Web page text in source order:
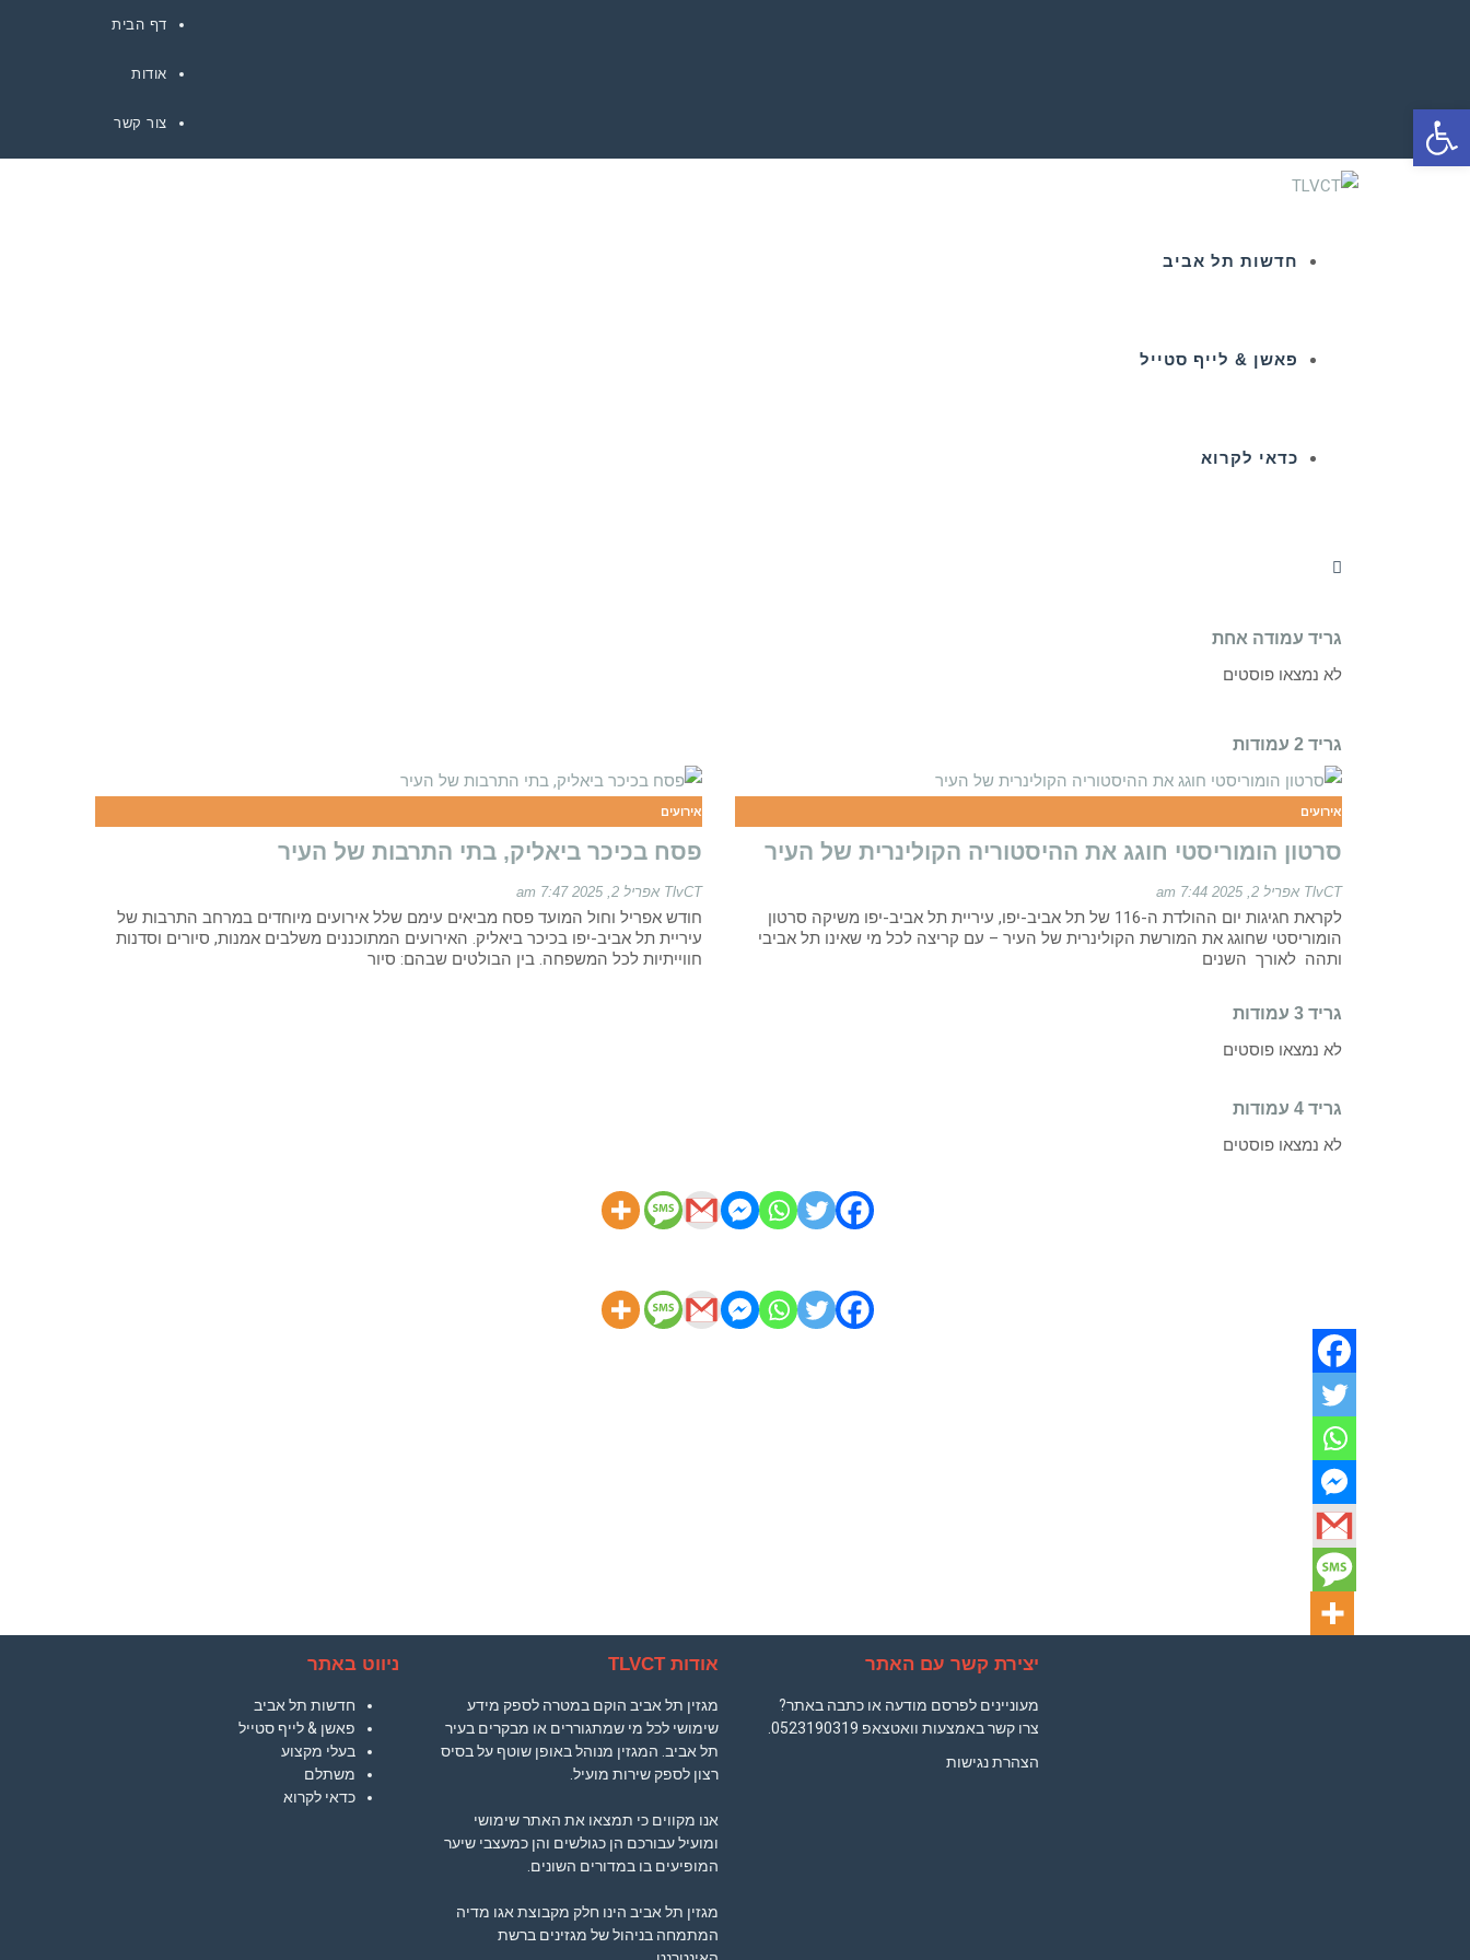
דף הבית
אודות
צור קשר
חדשות תל אביב
פאשן & לייף סטייל
כדאי לקרוא
גריד עמודה אחת
לא נמצאו פוסטים
גריד 2 עמודות
אירועים
​פסח בכיכר ביאליק, בתי התרבות של העיר
TlvCT אפריל 2, 2025 7:47 am
חודש אפריל וחול המועד פסח מביאים עימם שלל אירועים מיוחדים במרחב התרבות של
עיריית תל אביב-יפו בכיכר ביאליק. האירועים המתוכננים משלבים אמנות, סיורים וסדנות
חווייתיות לכל המשפחה. בין הבולטים שבהם: סיור
אירועים
סרטון הומוריסטי חוגג את ההיסטוריה הקולינרית של העיר
TlvCT אפריל 2, 2025 7:44 am
לקראת חגיגות יום ההולדת ה-116 של תל אביב-יפו, עיריית תל אביב-יפו משיקה סרטון
הומוריסטי שחוגג את המורשת הקולינרית של העיר – עם קריצה לכל מי שאינו תל אביבי
ותהה לאורך השנים
גריד 3 עמודות
לא נמצאו פוסטים
גריד 4 עמודות
לא נמצאו פוסטים
ניווט באתר
חדשות תל אביב
פאשן & לייף סטייל
בעלי מקצוע
משתלם
כדאי לקרוא
אודות TLVCT
מגזין תל אביב הוקם במטרה לספק מידע
שימושי לכל מי שמתגוררים או מבקרים בעיר
תל אביב. המגזין מנוהל באופן שוטף על בסיס
רצון לספק שירות מועיל.
אנו מקווים כי תמצאו את האתר שימושי
ומועיל עבורכם הן כגולשים והן כמעצבי שיער
המופיעים בו במדורים השונים.
מגזין תל אביב הינו חלק מקבוצת אגו מדיה
המתמחה בניהול של מגזינים ברשת
יצירת קשר עם האתר
מעוניינים לפרסם מודעה או כתבה באתר?
צרו קשר באמצעות וואטצאפ 0523190319
הצהרת נגישות
פתח סרגל נגישות